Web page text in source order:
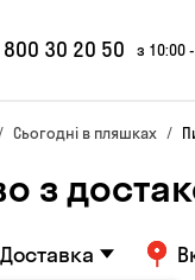
800 30 20 50 з 10:00
Сьогодні в пляшках
з
Доставка